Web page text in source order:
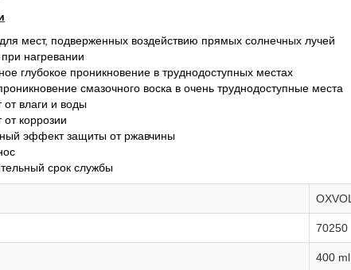
мест, подверженных воздействию прямых солнечных лучей
нагревании
глубокое проникновение в труднодоступных местах
смазочного воска в очень труднодоступные места
влаги и воды
коррозии
эффект защиты от ржавчины
срок службы
OXVOL
70250
400 ml